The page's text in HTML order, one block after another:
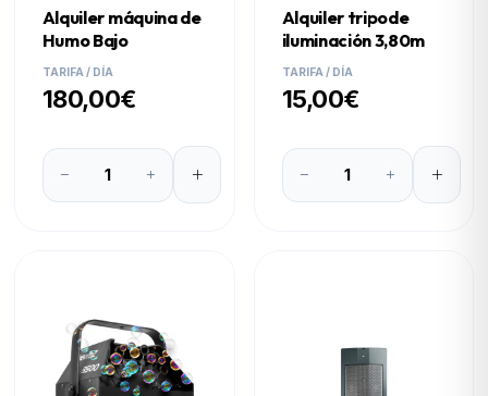
Alquiler máquina de
Humo Bajo
TARIFA / DÍA
180,00€
Alquiler tripode
iluminación 3,80m
TARIFA / DÍA
15,00€